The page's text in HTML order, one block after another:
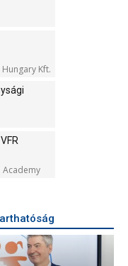
Kft.
Academy